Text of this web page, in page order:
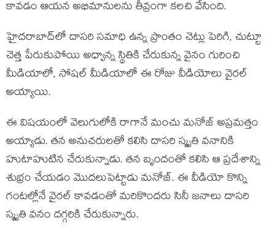
కావడం ఆయన అభిమానులను తీవ్రంగా కలచి వేసింది.
హైదరాబాద్‌లో దాసరి సమాధి ఉన్న ప్రాంతం చెట్లు పెరిగి, చుట్టూ
చెత్త పేరుకుపోయి అధ్వాన్న స్థితికి చేరుకున్న వైనం గురించి
మీడియాలో, సోషల్ మీడియాలో ఈ రోజు వీడియోలు వైరల్
అయ్యాయి.
ఈ విషయంలో వెలుగులోకి రాగానే మంచు మనోజ్ అప్రమత్తం
అయ్యాడు. తన అనుచరులతో కలిసి దాసరి స్మృతి వనానికి
హుటాహుటిన చేరుకున్నాడు. తన బృందంతో కలిసి ఆ ప్రదేశాన్ని
శుభ్రం చేయడం మొదలుపెట్టాడు మనోజ్. ఈ వీడియో కొన్ని
గంటల్లోనే వైరల్ కావడంతో మరికొందరు సినీ జనాలు దాసరి
స్మృతి వనం దగ్గరికి చేరుకున్నారు.